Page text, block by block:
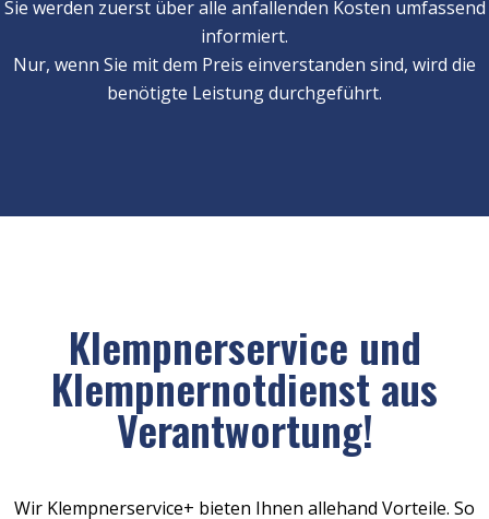
Sie werden zuerst über alle anfallenden Kosten umfassend
informiert.
Nur, wenn Sie mit dem Preis einverstanden sind, wird die
benötigte Leistung durchgeführt.
Klempnerservice und
Klempnernotdienst aus
Verantwortung!
Wir Klempnerservice+ bieten Ihnen allehand Vorteile. So